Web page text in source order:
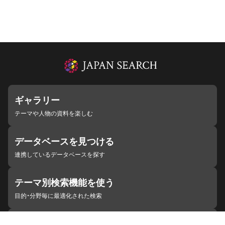
ギャラリー
テーマや人物の資料を楽しむ
データベースを見つける
連携しているデータベースを探す
テーマ別検索機能を使う
目的・分野毎に最適化された検索